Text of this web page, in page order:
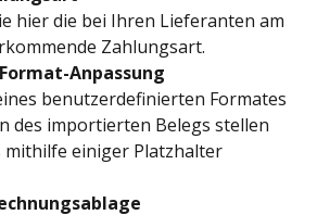
hier die bei Ihren Lieferanten am
Zahlungsart.
Anpassung
benutzerdefinierten Formates
des importierten Belegs stellen
mithilfe einiger Platzhalter